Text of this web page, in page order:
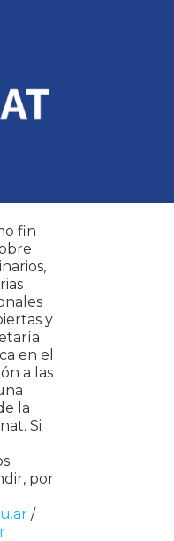
fin
y
en el
a las
la
Si
por
/